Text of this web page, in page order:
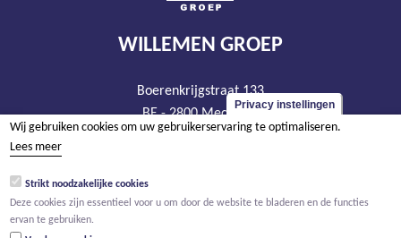
WILLEMEN GROEP
Boerenkrijgstraat 133
BE - 2800 Mechelen
tel +32 15 569 965
BTW BE 0466.256.432
Privacy instellingen
Wij gebruiken cookies om uw gebruikerservaring te optimaliseren.
Lees meer
Strikt noodzakelijke cookies
Deze cookies zijn essentieel voor u om door de website te bladeren en de functies
ervan te gebruiken.